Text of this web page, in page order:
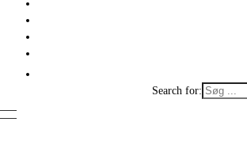
Search for: